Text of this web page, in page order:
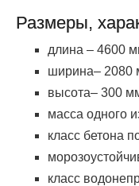
Размеры,
длина – 4600
ширина– 2080
высота– 300
масса одного
класс бетона
класс